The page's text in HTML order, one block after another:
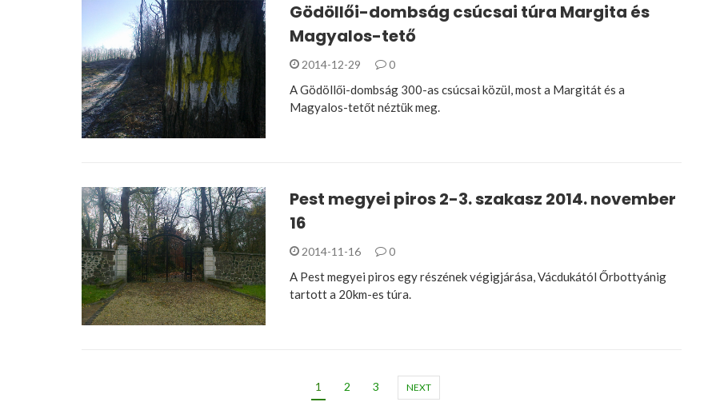
Gödöllői-dombság csúcsai túra Margita és
Magyalos-tető
2014-12-29 0
A Gödöllői-dombság 300-as csúcsai közül, most a Margitát és a
Magyalos-tetőt néztük meg.
Pest megyei piros 2-3. szakasz 2014. november
16
2014-11-16 0
A Pest megyei piros egy részének végigjárása, Vácdukától Őrbottyánig
tartott a 20km-es túra.
1 2 3 NEXT